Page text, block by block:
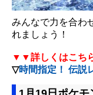
みんなで力を合わ
れましょう！
▼▼詳しくはこち
▽時間指定！ 伝説